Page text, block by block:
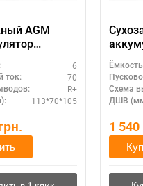
AGM
12V 7A
YT7-BS AGM)6
ток: 70
R+
113*70*105
Схема
ДШВ
1 540